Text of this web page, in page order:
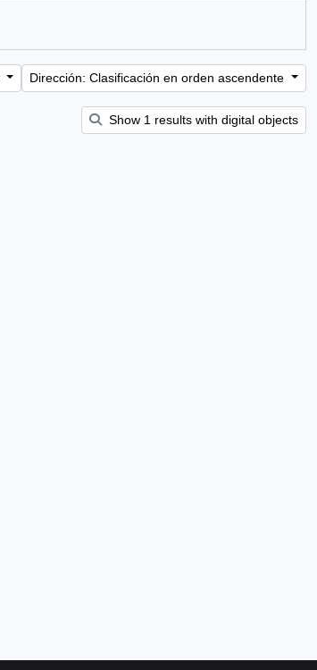
Dirección: Clasificación en orden ascendente
Show 1 results with digital objects